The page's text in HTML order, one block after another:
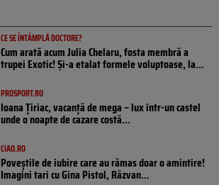
CE SE ÎNTÂMPLĂ DOCTORE?
Cum arată acum Julia Chelaru, fosta membră a
trupei Exotic! Și-a etalat formele voluptoase, la...
PROSPORT.RO
Ioana Țiriac, vacanță de mega – lux într-un castel
unde o noapte de cazare costă...
CIAO.RO
Poveştile de iubire care au rămas doar o amintire!
Imagini tari cu Gina Pistol, Răzvan...